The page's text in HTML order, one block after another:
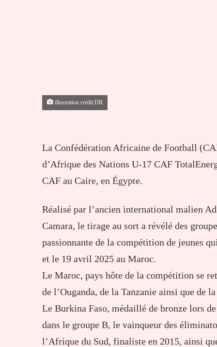
illustration crédit:DR
La Confédération Africaine de Football
d’Afrique des Nations U-17 CAF
CAF au Caire, en Égypte.
Réalisé par l’ancien international malien
Camara, le tirage au sort a révélé des
passionnante de la compétition de jeunes
et le 19 avril 2025 au Maroc.
Le Maroc, pays hôte de la compétition se
de l’Ouganda, de la Tanzanie ainsi que de
Le Burkina Faso, médaillé de bronze lors
dans le groupe B, le vainqueur des
l’Afrique du Sud, finaliste en 2015, ainsi